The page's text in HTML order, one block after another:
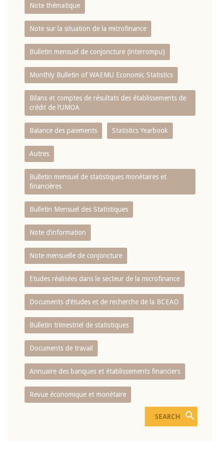
Note thématique
Note sur la situation de la microfinance
Bulletin mensuel de conjoncture (interrompu)
Monthly Bulletin of WAEMU Economic Statistics
Bilans et comptes de résultats des établissements de
crédit de l‘UMOA
Balance des paiements Statistics Yearbook
Autres
Bulletin mensuel de statistiques monétaires et
financières
Bulletin Mensuel des Statistiques
Note d’information
Note mensuelle de conjoncture
Etudes réalisées dans le secteur de la microfinance
Documents d’études et de recherche de la BCEAO
Bulletin trimestriel de statistiques
Documents de travail
Annuaire des banques et établissements financiers
Revue économique et monétaire